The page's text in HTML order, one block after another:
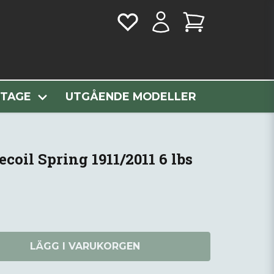
UTGÅENDE MODELLER
1911/2011 6 lbs
Spring 1911/2011 6 lbs
LÄGG I VARUKORGEN